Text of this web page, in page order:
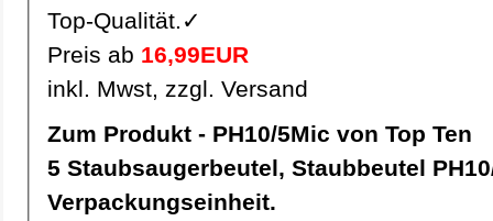
Top-Qualität.✓
Preis ab 16,99EUR
inkl. Mwst, zzgl. Versand
Zum Produkt - PH10/5Mic von Top Ten
5 Staubsaugerbeutel, Staubbeutel PH10/5Mic pro
Verpackungseinheit.